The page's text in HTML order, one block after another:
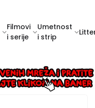
Filmovi
i serije
Umetnost
i strip